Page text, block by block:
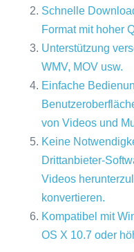
Schnelle
Format mit hoher
Unterstützung
WMV, MOV usw.
Einfache
von Videos und
Keine
Drittanbieter-
Videos
konvertieren.
Kompatibel mit
OS X 10.7 oder